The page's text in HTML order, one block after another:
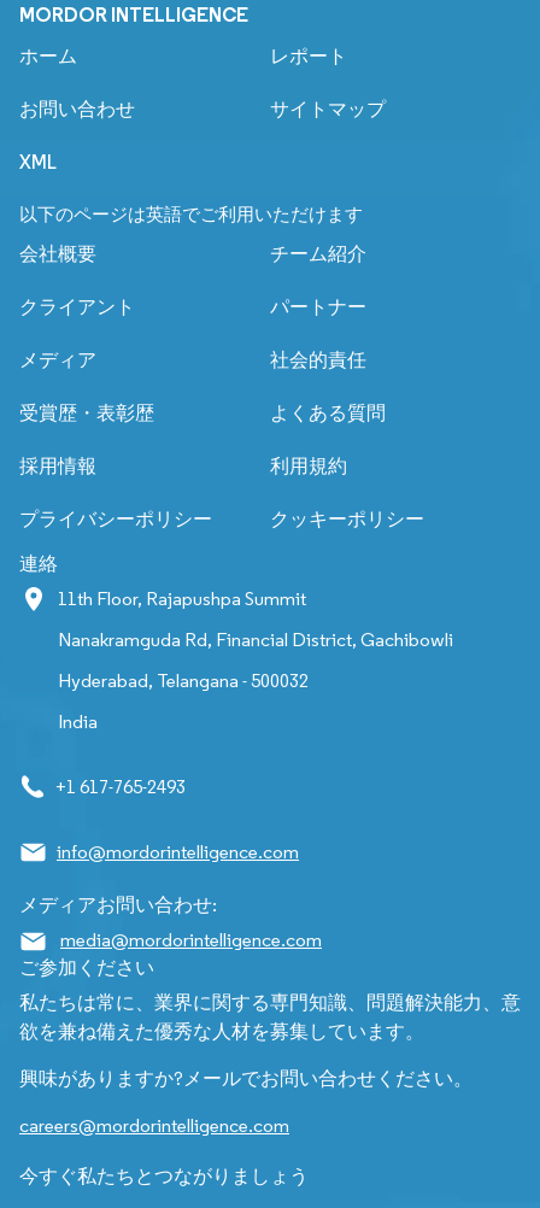
MORDOR INTELLIGENCE
ホーム レポート
お問い合わせ サイトマップ
XML
以下のページは英語でご利用いただけます
会社概要
チーム紹介
クライアント パートナー
メディア 社会的責任
受賞歴・表彰歴 よくある質問
採用情報 利用規約
プライバシーポリシー クッキーポリシー
連絡
11th Floor, Rajapushpa Summit
Nanakramguda Rd, Financial District, Gachibowli
Hyderabad, Telangana - 500032
India
+1 617-765-2493
info@mordorintelligence.com
メディアお問い合わせ:
media@mordorintelligence.com
ご参加ください
私たちは常に、業界に関する専門知識、問題解決能力、意
欲を兼ね備えた優秀な人材を募集しています。
興味がありますか?メールでお問い合わせください。
careers@mordorintelligence.com
今すぐ私たちとつながりましょう